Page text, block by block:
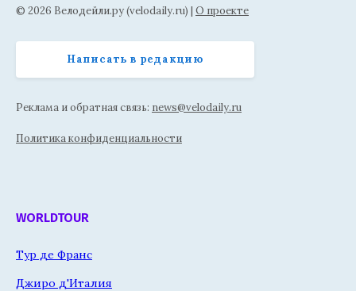
© 2026 Велодейли.ру (velodaily.ru) | О проекте
Написать в редакцию
Реклама и обратная связь: news@velodaily.ru
Политика конфиденциальности
WORLDTOUR
Тур де Франс
Джиро д'Италия